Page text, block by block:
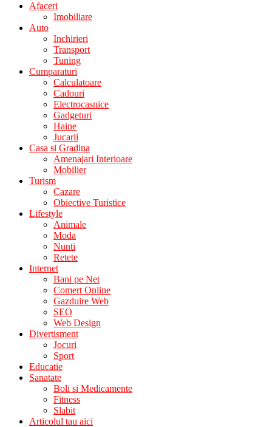
Afaceri
Imobiliare
Auto
Inchirieri
Transport
Tuning
Cumparaturi
Calculatoare
Cadouri
Electrocasnice
Gadgeturi
Haine
Jucarii
Casa si Gradina
Amenajari Interioare
Mobilier
Turism
Cazare
Obiective Turistice
Lifestyle
Animale
Moda
Nunti
Retete
Internet
Bani pe Net
Comert Online
Gazduire Web
SEO
Web Design
Divertisment
Jocuri
Sport
Educatie
Sanatate
Boli si Medicamente
Fitness
Slabit
Articolul tau aici